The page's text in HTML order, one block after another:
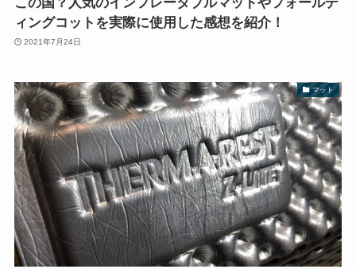
ィングコットを実際に使用した感想を紹介！
2021年7月24日
マット